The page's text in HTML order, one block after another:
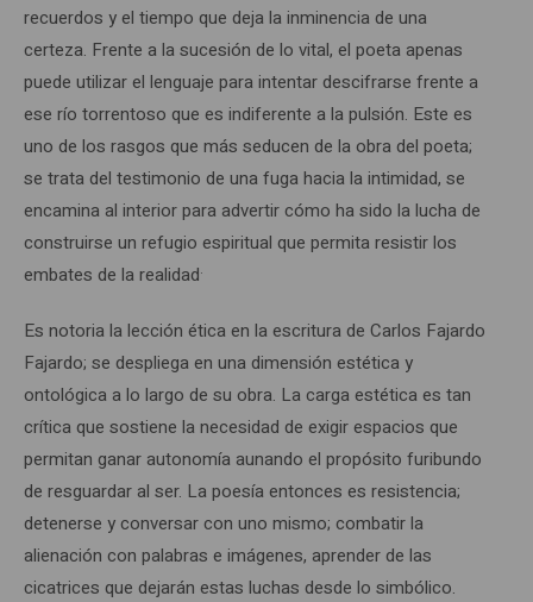
recuerdos y el tiempo que deja la inminencia de una
certeza. Frente a la sucesión de lo vital, el poeta apenas
puede utilizar el lenguaje para intentar descifrarse frente a
ese río torrentoso que es indiferente a la pulsión. Este es
uno de los rasgos que más seducen de la obra del poeta;
se trata del testimonio de una fuga hacia la intimidad, se
encamina al interior para advertir cómo ha sido la lucha de
construirse un refugio espiritual que permita resistir los
embates de la realidad.
Es notoria la lección ética en la escritura de Carlos Fajardo
Fajardo; se despliega en una dimensión estética y
ontológica a lo largo de su obra. La carga estética es tan
crítica que sostiene la necesidad de exigir espacios que
permitan ganar autonomía aunando el propósito furibundo
de resguardar al ser. La poesía entonces es resistencia;
detenerse y conversar con uno mismo; combatir la
alienación con palabras e imágenes, aprender de las
cicatrices que dejarán estas luchas desde lo simbólico.